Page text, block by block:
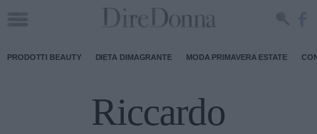
PRODOTTI BEAUTY DIETA DIMAGRANTE MODA PRIMAVERA ESTATE
Riccardo